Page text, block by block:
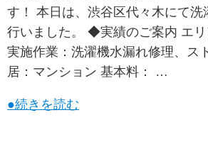
す！ 本日は、渋谷区代々木にて洗
行いました。 ◆実績のご案内 エ
実施作業：洗濯機水漏れ修理、ス
居：マンション 基本料： …
●続きを読む